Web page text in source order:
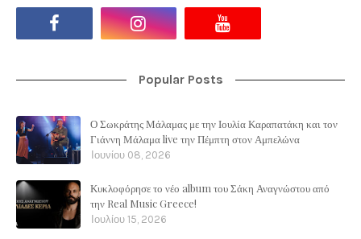
Popular Posts
Ο Σωκράτης Μάλαμας με την Ιουλία Καραπατάκη και τον
Γιάννη Μάλαμα live την Πέμπτη στον Αμπελώνα
Ιουνίου 08, 2026
Κυκλοφόρησε το νέο album του Σάκη Αναγνώστου από
την Real Music Greece!
Ιουλίου 15, 2026